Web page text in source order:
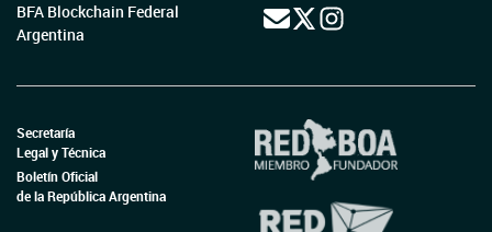
BFA Blockchain Federal
Argentina
Secretaría
Legal y Técnica
Boletín Oficial
de la República Argentina